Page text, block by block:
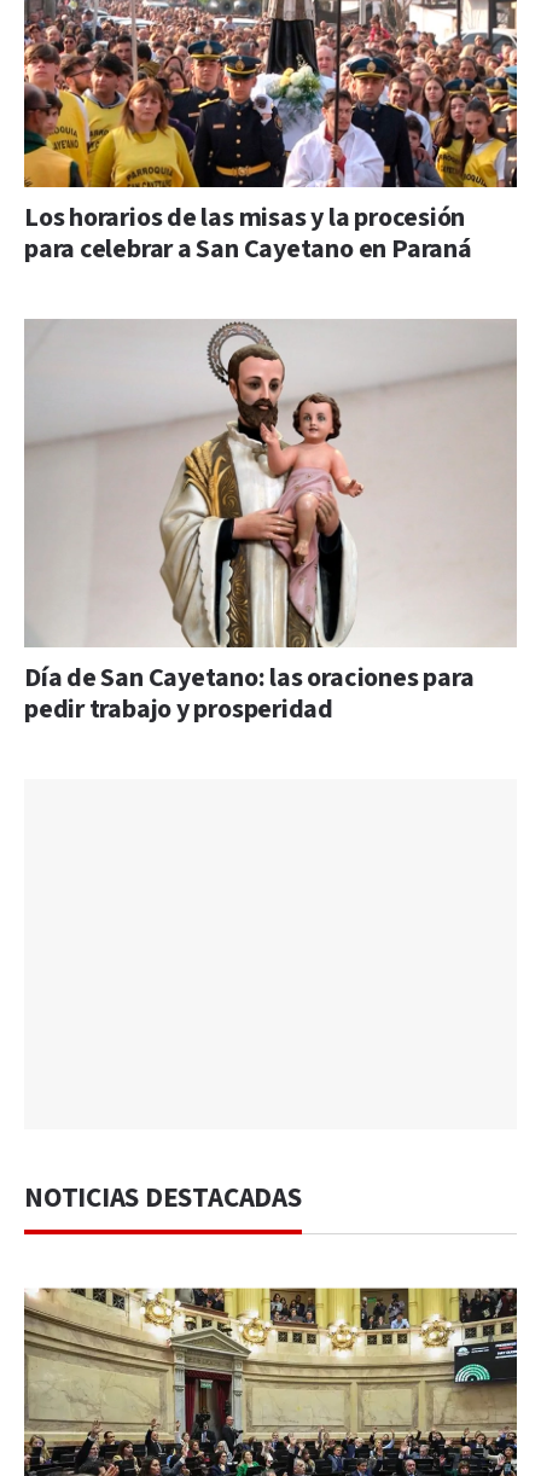
Los horarios de las misas y la procesión
para celebrar a San Cayetano en Paraná
Día de San Cayetano: las oraciones para
pedir trabajo y prosperidad
NOTICIAS DESTACADAS